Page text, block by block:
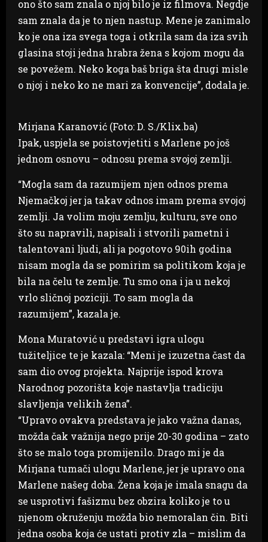
ono što sam znala o njoj bilo je iz filmova. Negdje
sam znala da je to njen nastup. Mene je zanimalo
ko je ona iza svega toga i otkrila sam da iza svih
glasina stoji jedna hrabra žena s kojom mogu da
se povežem. Neko koga baš briga šta drugi misle
o njoj i neko ko ne mari za konvencije”, dodala je.
Mirjana Karanović (Foto: D. S./Klix.ba)
Ipak, uspjela se poistovjetiti s Marlene po još
jednom osnovu – odnosu prema svojoj zemlji.
“Mogla sam da razumijem njen odnos prema
Njemačkoj jer ja takav odnos imam prema svojoj
zemlji. Ja volim moju zemlju, kulturu, sve ono
što su napravili, napisali i stvorili pametni i
talentovani ljudi, ali ja pogotovo 90ih godina
nisam mogla da se pomirim sa politikom koja je
bila na čelu te zemlje. Tu smo ona i ja u nekoj
vrlo sličnoj poziciji. To sam mogla da
razumijem”, kazala je.
Mona Muratović u predstavi igra ulogu
tužiteljice te je kazala: “Meni je izuzetna čast da
sam dio ovog projekta. Najprije ispod krova
Narodnog pozorišta koje nastavlja tradiciju
slavljenja velikih žena”.
“Upravo ovakva predstava je jako važna danas,
možda čak važnija nego prije 20-30 godina – zato
što se malo toga promijenilo. Drago mi je da
Mirjana tumači ulogu Marlene, jer je upravo ona
Marlene našeg doba. Žena koja je imala snagu da
se usprotivi fašizmu bez obzira koliko je to u
njenom okruženju možda bio nemoralan čin. Biti
jedna osoba koja će ustati protiv zla – mislim da